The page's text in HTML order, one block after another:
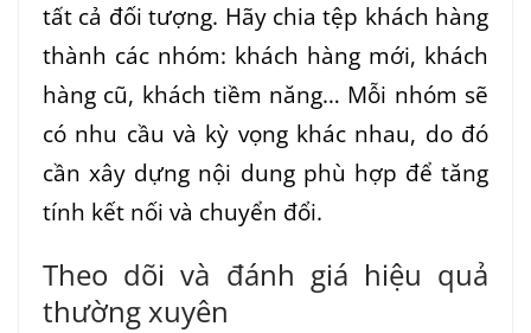
tất cả đối tượng. Hãy chia tệp khách hàng
thành các nhóm: khách hàng mới, khách
hàng cũ, khách tiềm năng… Mỗi nhóm sẽ
có nhu cầu và kỳ vọng khác nhau, do đó
cần xây dựng nội dung phù hợp để tăng
tính kết nối và chuyển đổi.
Theo dõi và đánh giá hiệu quả
thường xuyên